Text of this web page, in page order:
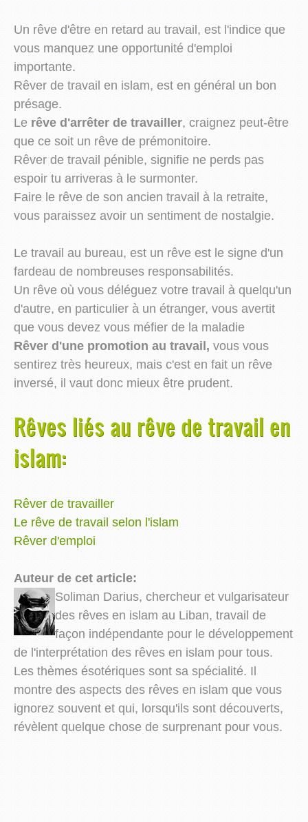
Un rêve d'être en retard au travail, est l'indice que
vous manquez une opportunité d'emploi
importante.
Rêver de travail en islam, est en général un bon
présage.
Le rêve d'arrêter de travailler, craignez peut-être
que ce soit un rêve de prémonitoire.
Rêver de travail pénible, signifie ne perds pas
espoir tu arriveras à le surmonter.
Faire le rêve de son ancien travail à la retraite,
vous paraissez avoir un sentiment de nostalgie.
Le travail au bureau, est un rêve est le signe d'un
fardeau de nombreuses responsabilités.
Un rêve où vous déléguez votre travail à quelqu'un
d'autre, en particulier à un étranger, vous avertit
que vous devez vous méfier de la maladie
Rêver d'une promotion au travail, vous vous
sentirez très heureux, mais c'est en fait un rêve
inversé, il vaut donc mieux être prudent.
Rêves liés au rêve de travail en
islam:
Rêver de travailler
Le rêve de travail selon l'islam
Rêver d'emploi
Auteur de cet article:
Soliman Darius, chercheur et vulgarisateur
des rêves en islam au Liban, travail de
façon indépendante pour le développement
de l'interprétation des rêves en islam pour tous.
Les thèmes ésotériques sont sa spécialité. Il
montre des aspects des rêves en islam que vous
ignorez souvent et qui, lorsqu'ils sont découverts,
révèlent quelque chose de surprenant pour vous.